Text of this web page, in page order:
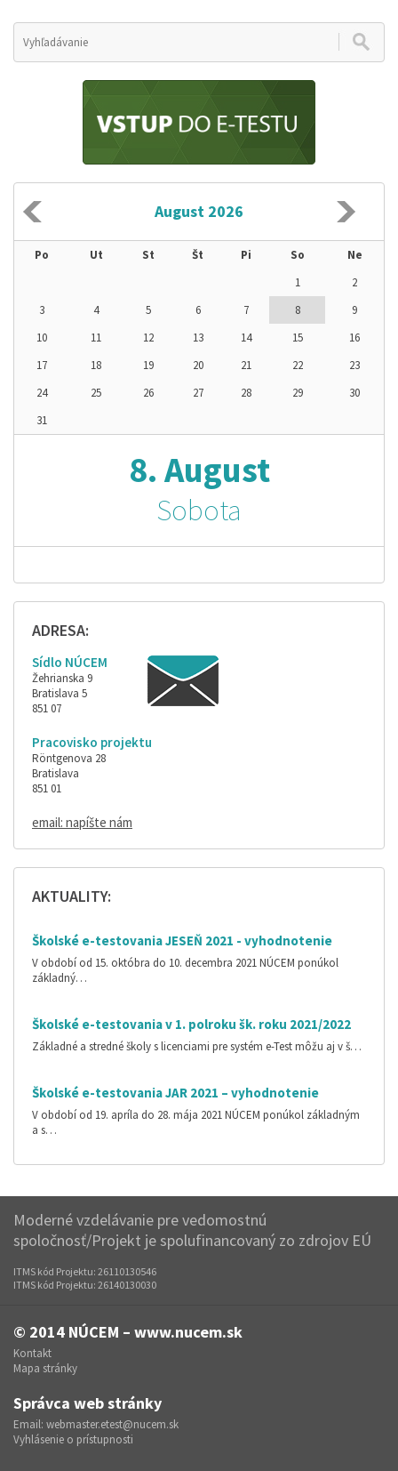
August 2026
Po Ut St Št Pi So
Ne
1
2
3
4 5 6 7 8
9
10
11 12 13 14 15
16
17
18 19 20 21 22
23
24
25 26 27 28 29
30
31
8. August
Sobota
ADRESA:
Sídlo NÚCEM
Žehrianska 9
Bratislava 5
851 07
Pracovisko projektu
Röntgenova 28
Bratislava
851 01
email: napíšte nám
AKTUALITY:
Školské e-testovania JESEŇ 2021 - vyhodnotenie
V období od 15. októbra do 10. decembra 2021 NÚCEM ponúkol
základný…
Školské e-testovania v 1. polroku šk. roku 2021/2022
Základné a stredné školy s licenciami pre systém e-Test môžu aj v š…
Školské e-testovania JAR 2021 – vyhodnotenie
V období od 19. apríla do 28. mája 2021 NÚCEM ponúkol základným
a s…
Moderné vzdelávanie pre vedomostnú
spoločnosť/Projekt je spolufinancovaný zo zdrojov EÚ
ITMS kód Projektu: 26110130546
ITMS kód Projektu: 26140130030
© 2014 NÚCEM – www.nucem.sk
Kontakt
Mapa stránky
Správca web stránky
Email: webmaster.etest@nucem.sk
Vyhlásenie o prístupnosti